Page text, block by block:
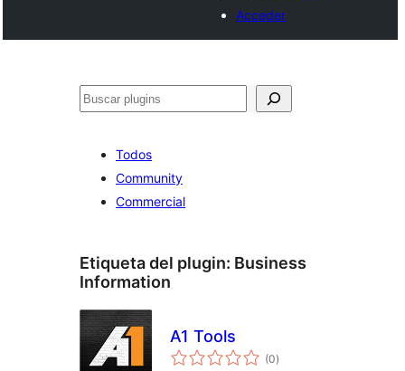
Acceder
Buscar
Todos
Community
Commercial
Etiqueta del plugin: Business
Information
A1 Tools
(0total
de
)